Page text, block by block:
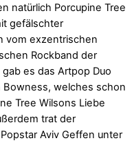
natürlich Porcupine Tree
gefälschter
vom exzentrischen
Rockband der
es das Artpop Duo
Bowness, welches schon
Tree Wilsons Liebe
trat der
Aviv Geffen unter